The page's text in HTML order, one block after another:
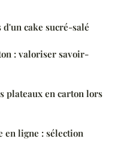
cake sucré-salé
: valoriser savoir-
plateaux en carton lors
en ligne : sélection